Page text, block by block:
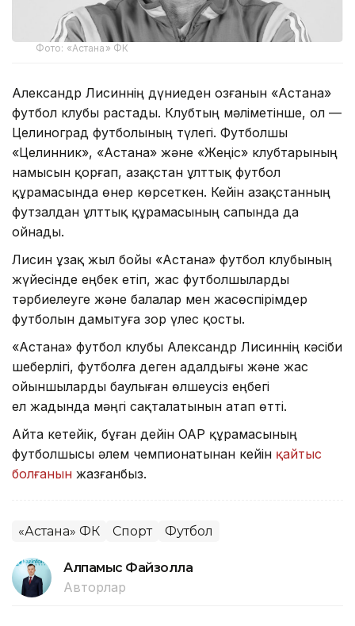
Фото: «Астана» ФК
Александр Лисиннің дүниеден озғанын «Астана»
футбол клубы растады. Клубтың мәліметінше, ол —
Целиноград футболының түлегі. Футболшы
«Целинник», «Астана» және «Жеңіс» клубтарының
намысын қорғап, Қазақстан ұлттық футбол
құрамасында өнер көрсеткен. Кейін Қазақстанның
футзалдан ұлттық құрамасының сапында да
ойнады.
Лисин ұзақ жыл бойы «Астана» футбол клубының
жүйесінде еңбек етіп, жас футболшыларды
тәрбиелеуге және балалар мен жасөспірімдер
футболын дамытуға зор үлес қосты.
«Астана» футбол клубы Александр Лисиннің кәсіби
шеберлігі, футболға деген адалдығы және жас
ойыншыларды баулыған өлшеусіз еңбегі
ел жадында мәңгі сақталатынын атап өтті.
Айта кетейік, бұған дейін ОАР құрамасының
футболшысы әлем чемпионатынан кейін қайтыс
болғанын жазғанбыз.
«Астана» ФК Спорт Футбол
Алпамыс Файзолла
Авторлар